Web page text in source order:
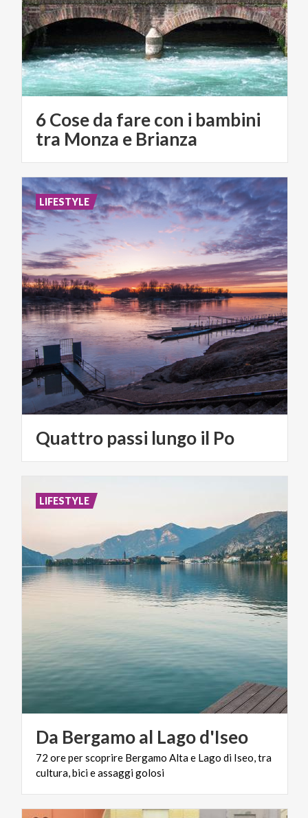
6 Cose da fare con i bambini
tra Monza e Brianza
Quattro passi lungo il Po
LIFESTYLE
Da Bergamoal Lagod'Iseo
72 oreperscoprire Bergamo Altae Lago di Iseo,tra
cultura,bicieassaggigolosi
LIFESTYLE